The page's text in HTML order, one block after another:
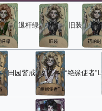
退杆绿 旧装
田园警戒 “绝缘使者”L